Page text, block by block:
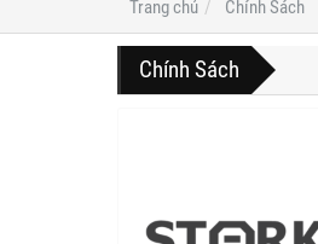
Trang chủ Chính Sách
Chính Sách